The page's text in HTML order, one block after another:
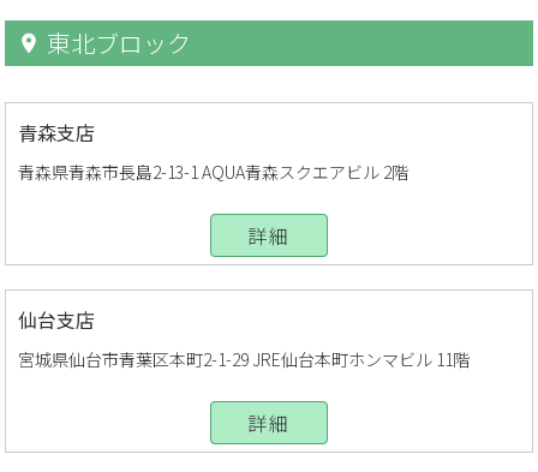
東北ブロック
青森支店
青森県青森市長島2-13-1 AQUA青森スクエアビル 2階
詳細
仙台支店
宮城県仙台市青葉区本町2-1-29 JRE仙台本町ホンマビル 11階
詳細